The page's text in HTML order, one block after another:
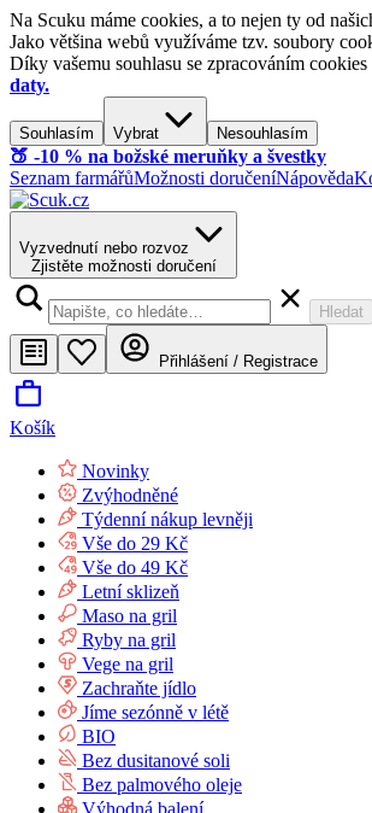
Na Scuku máme cookies, a to nejen ty od
Jako většina webů využíváme tzv. soubory
Díky vašemu souhlasu se zpracováním
daty.
Souhlasím Vybrat Nesouhlasím
🍑​ -10 % na božské meruňky a švestky
Seznam farmářůMožnosti doručeníNápověda
Vyzvednutí nebo rozvoz
Zjistěte možnosti doručení
Hledat
Přihlášení / Registrace
Košík
Novinky
Zvýhodněné
Týdenní nákup levněji
Vše do 29 Kč
Vše do 49 Kč
Letní sklizeň
Maso na gril
Ryby na gril
Vege na gril
Zachraňte jídlo
Jíme sezónně v létě
BIO
Bez dusitanové soli
Bez palmového oleje
Výhodná balení